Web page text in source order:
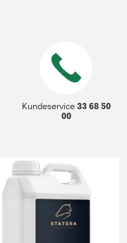
Kundeservice33 68 50
00